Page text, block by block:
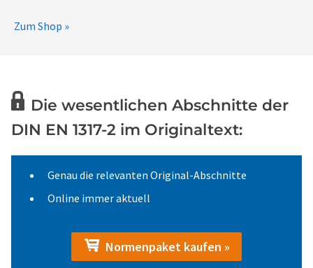
Zum Shop »
Die wesentlichen Abschnitte der
DIN EN 1317-2 im Originaltext:
Genau die relevanten Original-Abschnitte
Online immer aktuell
Normenpaket kaufen »